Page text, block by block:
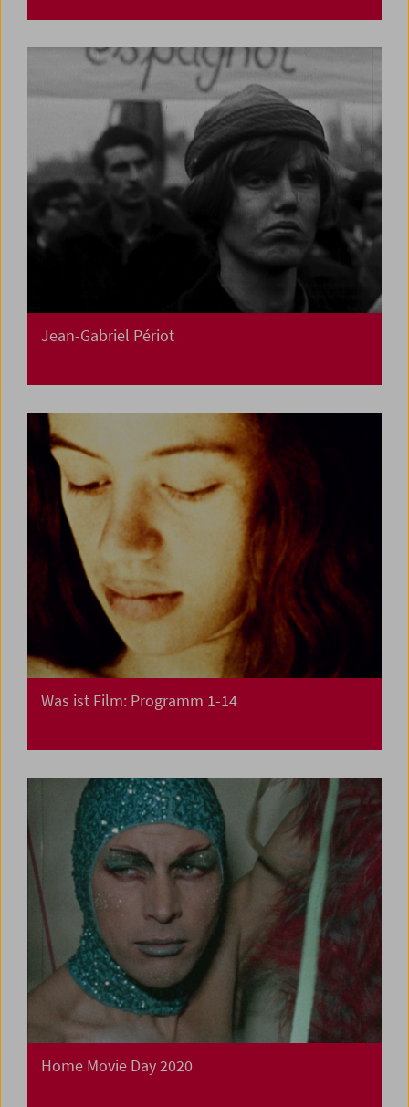
Jean-Gabriel Périot
Was ist Film: Programm 1-14
Home Movie Day 2020